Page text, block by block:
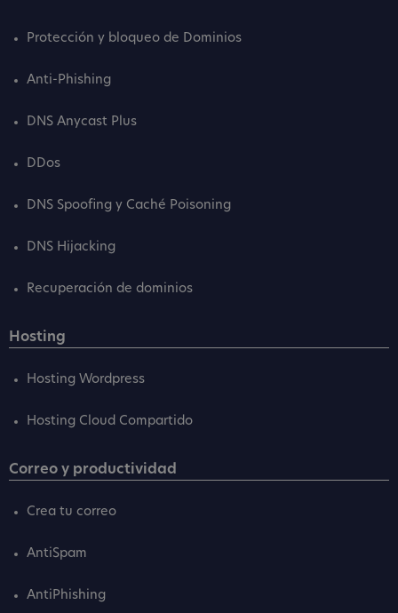
Protección y bloqueo de Dominios
Anti-Phishing
DNS Anycast Plus
DDos
DNS Spoofing y Caché Poisoning
DNS Hijacking
Recuperación de dominios
Hosting
Hosting Wordpress
Hosting Cloud Compartido
Correo y productividad
Crea tu correo
AntiSpam
AntiPhishing